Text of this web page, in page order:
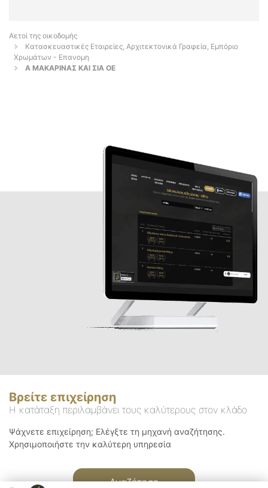
Αετοί της οικοδομής
Κατασκευαστικές Εταιρείες, Αρχιτεκτονικά Γραφεία, Εμπόριο
Χρωμάτων - Επανομη
Α ΜΑΚΑΡΙΝΑΣ ΚΑΙ ΣΙΑ ΟΕ
Βρείτε επιχείρηση
Η κατάταξη περιλαμβάνει τους καλύτερους στον κλάδο
Ψάχνετε επιχείρηση; Ελέγξτε τη μηχανή αναζήτησης.
Χρησιμοποιήστε την καλύτερη υπηρεσία
Αναζήτηση